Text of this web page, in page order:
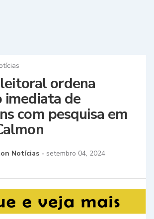
ordena
imediata de
com pesquisa em
Notícias - setembro 04, 2024